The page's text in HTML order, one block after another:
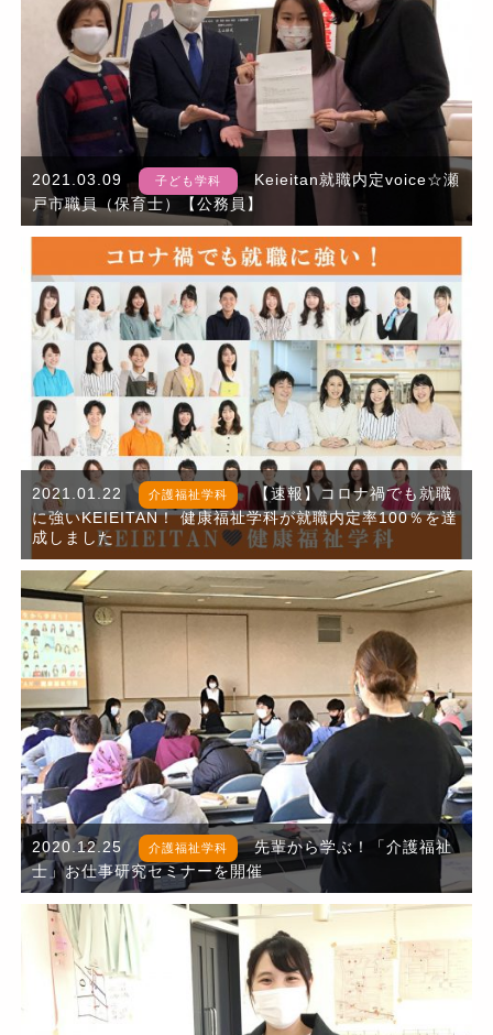
2021.03.09 子ども学科
Keieitan就職内定voice☆瀬
戸市職員（保育士）【公務員】
2021.01.22 介護福祉学科
【速報】コロナ禍でも就職
に強いKEIEITAN！ 健康福祉学科が就職内定率100％を達
成しました
2020.12.25 介護福祉学科
先輩から学ぶ！「介護福祉
士」お仕事研究セミナーを開催